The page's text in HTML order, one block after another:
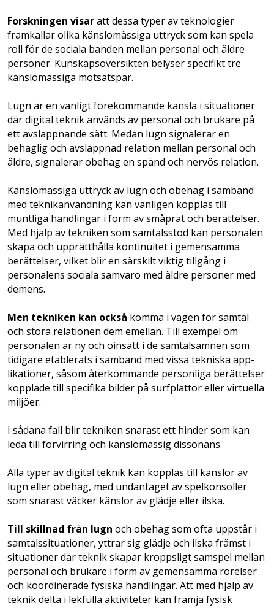
Forskningen visaratt dessa typer av teknolo­gier
framkallar olika känslomässiga uttryck som kan spela
roll för de sociala banden mellan personal och äldre
personer. Kunskaps­över­sikten belyser specifikt tre
känslomässiga motsatspar.
Lugn är en vanligt förekommande känsla i situationer
där digital teknik används av personal och brukare på
ett avslappnande sätt. Medan lugn signalerar en
behaglig och avslappnad relation mellan personal och
äldre, signalerar obehag en spänd och nervös relation.
Känslomässiga uttryck av lugn och obehag ­i samband
med teknikanvändning kan vanligen kopplas till
muntliga handlingar i form av småprat och berättelser.
Med hjälp av tekniken som samtalsstöd kan personalen
skapa och upprätthålla kontinuitet i gemensamma
berättelser, vilket blir en särskilt viktig tillgång i
personalens sociala samvaro med äldre personer med
demens.­
Men tekniken kan också komma i vä­­gen för samtal
och störa relationen dem emellan. Till exempel om
personalen är ny och oinsatt ­i de samtalsämnen som
tidigare etablerats i samband med vissa tekniska app­
likationer, såsom återkommande personliga berättelser
kopplade till specifika bilder på surfplattor eller virtuella
miljöer.
I sådana fall blir tekniken snarast ett hinder som kan
leda till förvirring och känslomässig dissonans.
Alla typer av digital teknik kan kopplas till känslor av
lugn eller obehag, med undantaget av spelkonsoller
som snarast väcker känslor av glädje eller ilska.
Till skillnad från lugn och obehag som ofta uppstår i
samtalssituationer, yttrar sig glädje och ilska främst i
situationer där teknik skapar kroppsligt samspel mellan
personal och brukare i form av gemensamma rörelser
och koordinerade fysiska handlingar. Att med hjälp av
teknik delta i lekfulla aktiviteter kan främja fysisk